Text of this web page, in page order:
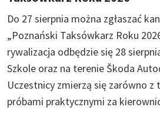
Do 27 sierpnia można zgłaszać
„Poznański Taksówkarz Roku
rywalizacja odbędzie się 28
Szkole oraz na terenie Škoda
Uczestnicy zmierzą się zarówno z
próbami praktycznymi za